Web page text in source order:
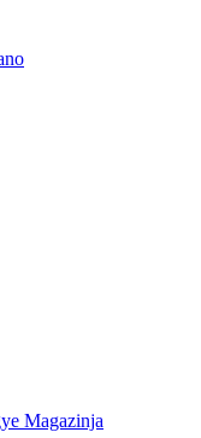
Magazinja